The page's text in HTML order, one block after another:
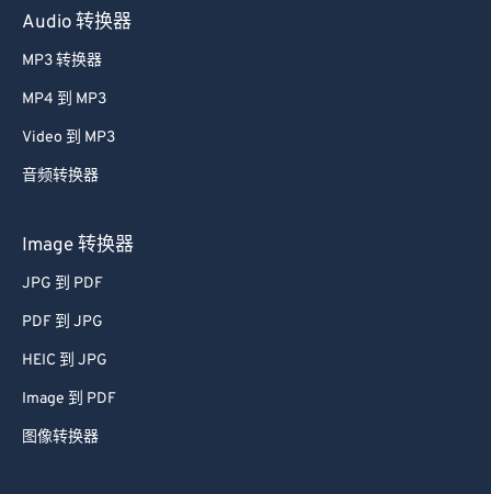
Audio 转换器
MP3 转换器
MP4 到 MP3
Video 到 MP3
音频转换器
Image 转换器
JPG 到 PDF
PDF 到 JPG
HEIC 到 JPG
Image 到 PDF
图像转换器